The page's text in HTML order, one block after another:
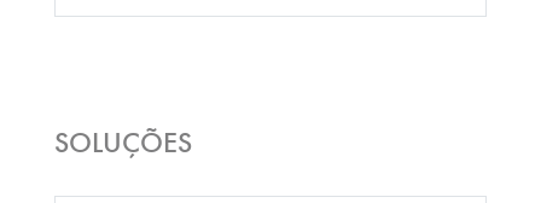
SOLUÇÕES